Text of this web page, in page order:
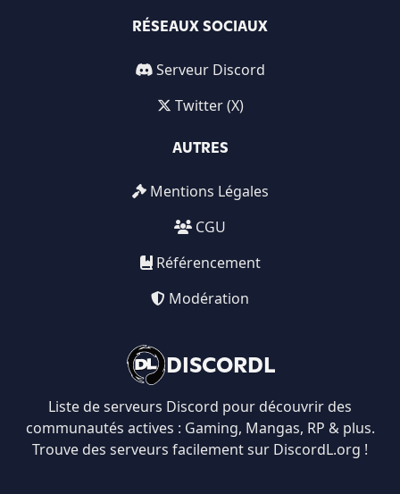
DISCORDL
Liste de serveurs Discord pour découvrir des
communautés actives : Gaming, Mangas, RP & plus.
Trouve des serveurs facilement sur DiscordL.org !
RÉSEAUX SOCIAUX
Serveur Discord
Twitter (X)
AUTRES
Mentions Légales
CGU
Référencement
Modération